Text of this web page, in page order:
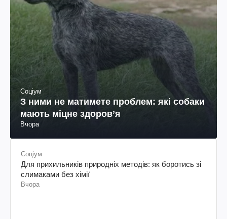
Соціум
З ними не матимете проблем: які собаки
мають міцне здоров’я
Вчора
Соціум
Для прихильників природніх методів: як боротись зі
слимаками без хімії
Вчора